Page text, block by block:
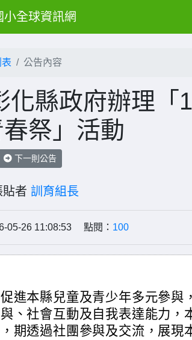
全球資訊網
公告內容
化縣政府辦理「
祭」活動
下一則公告
者 訓育組長
05-26 11:08:53 點閱： 100
進本縣兒童及青少年多元參與
、社會互動及自我表達能力，
期透過社團參與及交流，展現